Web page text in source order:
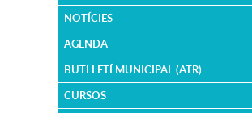
NOTÍCIES
AGENDA
BUTLLETÍ MUNICIPAL (ATR)
CURSOS